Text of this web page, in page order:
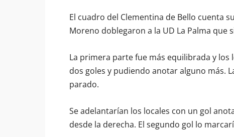
El cuadro del Clementina de Bello cuenta
Moreno doblegaron a la UD La Palma
La primera parte fue más equilibrada y
dos goles y pudiendo anotar alguno más.
parado.
Se adelantarían los locales con un gol
desde la derecha. El segundo gol lo